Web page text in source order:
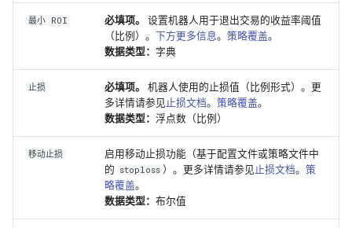
最小 ROI 必填项。
设置机器人用于退出交易的收益率阈值
（比例）。 下方更多信息。 策略覆盖。
数据类型： 字典
止损 必填项。
机器人使用的止损值（比例形式）。更
多详情请参见 止损文档。 策略覆盖。
数据类型： 浮点数（比例）
移动止损
启用移动止损功能（基于配置文件或策略文件中
的 stoploss ）。更多详情请参见 止损文档。策
略覆盖。
数据类型： 布尔值